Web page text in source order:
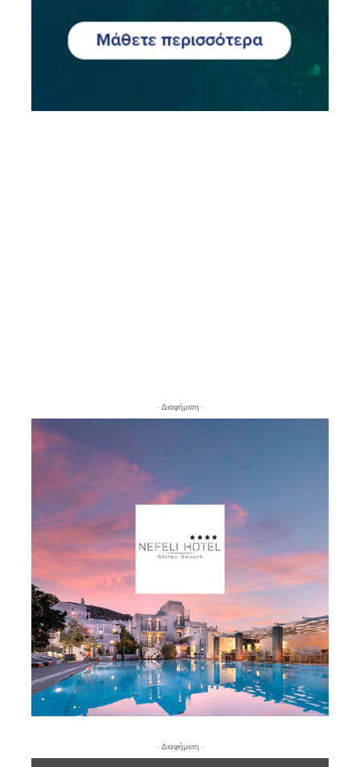
- Διαφήμιση -
- Διαφήμιση -